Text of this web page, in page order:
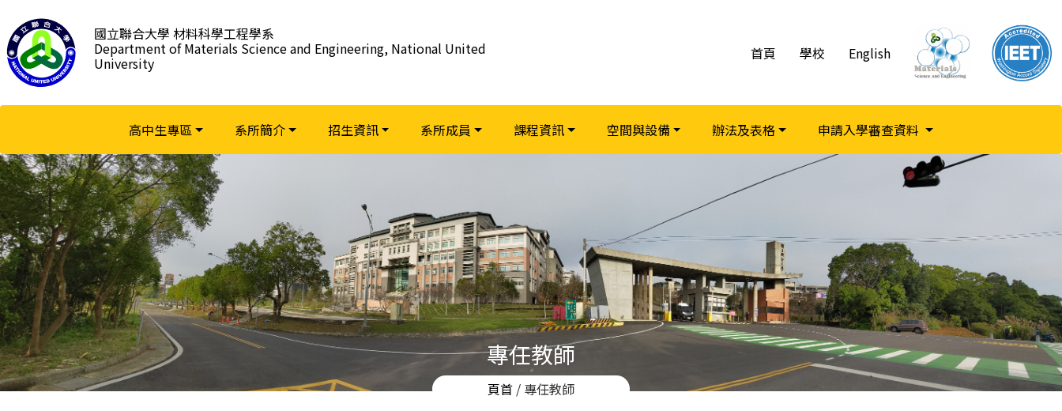
到
主
要
容
國立聯合大學 材料科學工程學系
Department of Materials Science and Engineering, National United
University
首頁 學校 English
高中生專區 系所簡介 招生資訊 系所成員 課程資訊 空間與設備 辦法及表格 申請入學審查資料
專任教師
頁首 / 專任教師